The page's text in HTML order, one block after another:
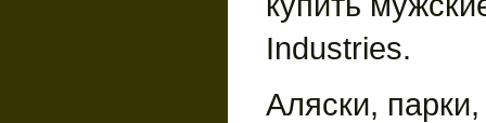
Industries.
Аляски,